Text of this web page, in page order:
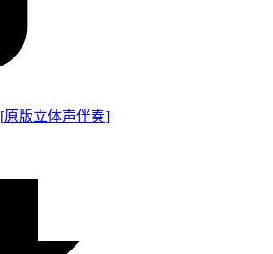
[原版立体声伴奏]